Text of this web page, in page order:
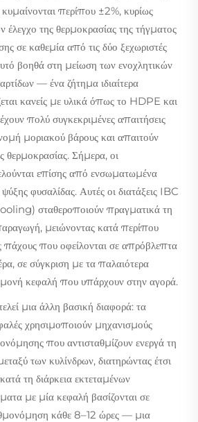
περίπου ±2%, κυρίως
έλεγχο της θερμοκρασίας της τήγματος
σε καθεμία από τις δύο ξεχωριστές
βοηθά στη μείωση των ενοχλητικών
— ένα ζήτημα ιδιαίτερα
κανείς με υλικά όπως το HDPE και
πολύ συγκεκριμένες απαιτήσεις
μοριακού βάρους και απαιτούν
θερμοκρασίας. Σήμερα, οι
επίσης από ενσωματωμένα
φυσαλίδας. Αυτές οι διατάξεις IBC
σταθεροποιούν πραγματικά τη
μειώνοντας κατά περίπου
πάχους που οφείλονται σε απρόβλεπτα
σε σύγκριση με τα παλαιότερα
κεφαλή που υπάρχουν στην αγορά.
μια άλλη βασική διαφορά: τα
χρησιμοποιούν μηχανισμούς
που αντισταθμίζουν ενεργά τη
των κυλίνδρων, διατηρώντας έτσι
τη διάρκεια εκτεταμένων
με μία κεφαλή βασίζονται σε
κάθε 8–12 ώρες — μια